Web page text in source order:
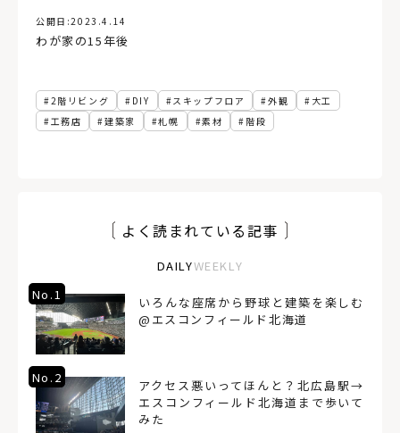
公開日:2023.4.14
わが家の15年後
2階リビング DIY スキップフロア 外観
大工
工務店
建築家 札幌 素材 階段
よく読まれている記事
DAILYWEEKLY
No.1
いろんな座席から野球と建築を楽しむ
@エスコンフィールド北海道
No.2
アクセス悪いってほんと？北広島駅→
エスコンフィールド北海道まで歩いて
みた